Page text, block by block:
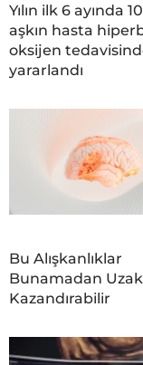
Yılın ilk 6 ayında
aşkın hasta
oksijen
yararlandı
Bu Alışkanlıklar
Bunamadan Uzak
Kazandırabilir